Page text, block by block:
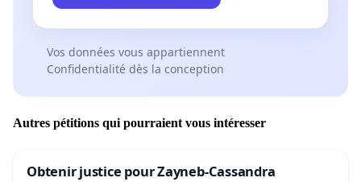
Vos données vous appartiennent
Confidentialité dès la conception
Autres pétitions qui pourraient vous intéresser
Obtenir justice pour Zayneb-Cassandra